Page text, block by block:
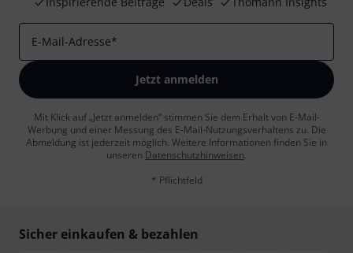
E-Mail-Adresse*
Jetzt anmelden
Mit Klick auf „Jetzt anmelden“ stimmen Sie dem Erhalt von E-Mail-
Werbung und einer Messung des E-Mail-Nutzungsverhaltens zu. Die
Abmeldung ist jederzeit möglich. Weitere Informationen finden Sie in
unseren Datenschutzhinweisen.
* Pflichtfeld
Sicher einkaufen & bezahlen